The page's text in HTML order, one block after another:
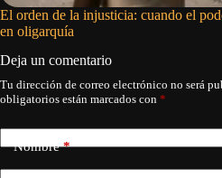
El orden de la injusticia: cuando el
en oligarquía
Deja un comentario
Tu dirección de correo electrónico no será
obligatorios están marcados con *
Nombre*